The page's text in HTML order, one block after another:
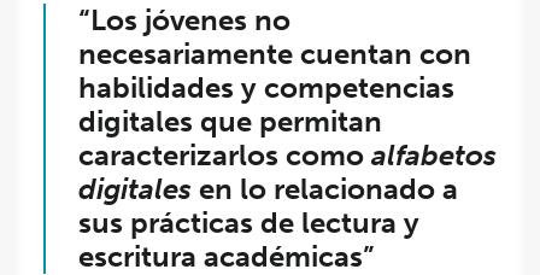
“Los jóvenes no
necesariamente cuentan con
habilidades y competencias
digitales que permitan
caracterizarlos como alfabetos
digitales en lo relacionado a
sus prácticas de lectura y
escritura académicas”